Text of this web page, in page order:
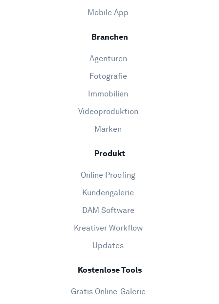
Mobile App
Branchen
Agenturen
Fotografie
Immobilien
Videoproduktion
Marken
Produkt
Online Proofing
Kundengalerie
DAM Software
Kreativer Workflow
Updates
Kostenlose Tools
Gratis Online-Galerie